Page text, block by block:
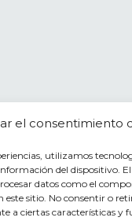
el consentimiento
utilizamos
del dispositivo.
datos como el
este sitio. No consentir o
a ciertas características y